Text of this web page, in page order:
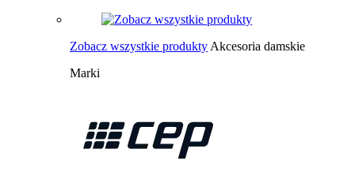
Zobacz wszystkie produkty Akcesoria damskie
Marki